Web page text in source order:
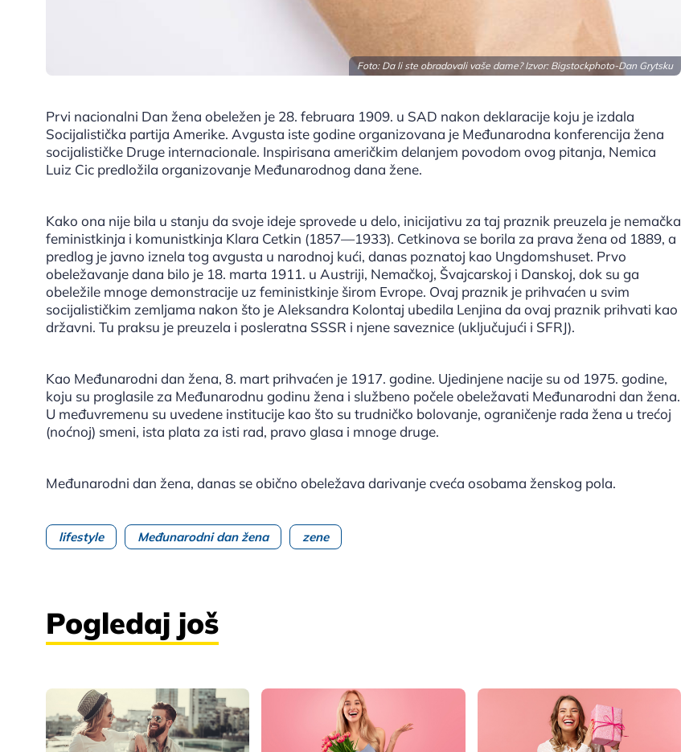
Foto: Da li ste obradovali vaše dame? Izvor: Bigstockphoto-Dan Grytsku
Prvi nacionalni Dan žena obeležen je 28. februara 1909. u SAD nakon deklaracije koju je izdala
Socijalistička partija Amerike. Avgusta iste godine organizovana je Međunarodna konferencija žena
socijalističke Druge internacionale. Inspirisana američkim delanjem povodom ovog pitanja, Nemica
Luiz Cic predložila organizovanje Međunarodnog dana žene.
Kako ona nije bila u stanju da svoje ideje sprovede u delo, inicijativu za taj praznik preuzela je nemačka
feministkinja i komunistkinja Klara Cetkin (1857—1933). Cetkinova se borila za prava žena od 1889, a
predlog je javno iznela tog avgusta u narodnoj kući, danas poznatoj kao Ungdomshuset. Prvo
obeležavanje dana bilo je 18. marta 1911. u Austriji, Nemačkoj, Švajcarskoj i Danskoj, dok su ga
obeležile mnoge demonstracije uz feministkinje širom Evrope. Ovaj praznik je prihvaćen u svim
socijalističkim zemljama nakon što je Aleksandra Kolontaj ubedila Lenjina da ovaj praznik prihvati kao
državni. Tu praksu je preuzela i posleratna SSSR i njene saveznice (uključujući i SFRJ).
Kao Međunarodni dan žena, 8. mart prihvaćen je 1917. godine. Ujedinjene nacije su od 1975. godine,
koju su proglasile za Međunarodnu godinu žena i službeno počele obeležavati Međunarodni dan žena.
U međuvremenu su uvedene institucije kao što su trudničko bolovanje, ograničenje rada žena u trećoj
(noćnoj) smeni, ista plata za isti rad, pravo glasa i mnoge druge.
Međunarodni dan žena, danas se obično obeležava darivanje cveća osobama ženskog pola.
lifestyle Međunarodni dan žena zene
Pogledaj još